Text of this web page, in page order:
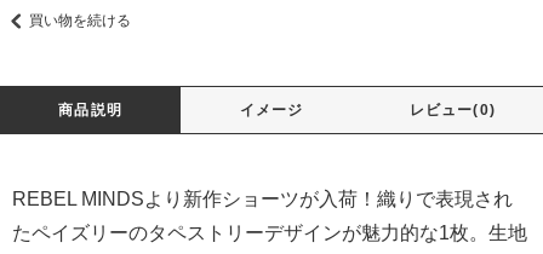
買い物を続ける
商品説明 イメージ レビュー(0)
REBEL MINDSより新作ショーツが入荷！織りで表現され
たペイズリーのタペストリーデザインが魅力的な1枚。生地